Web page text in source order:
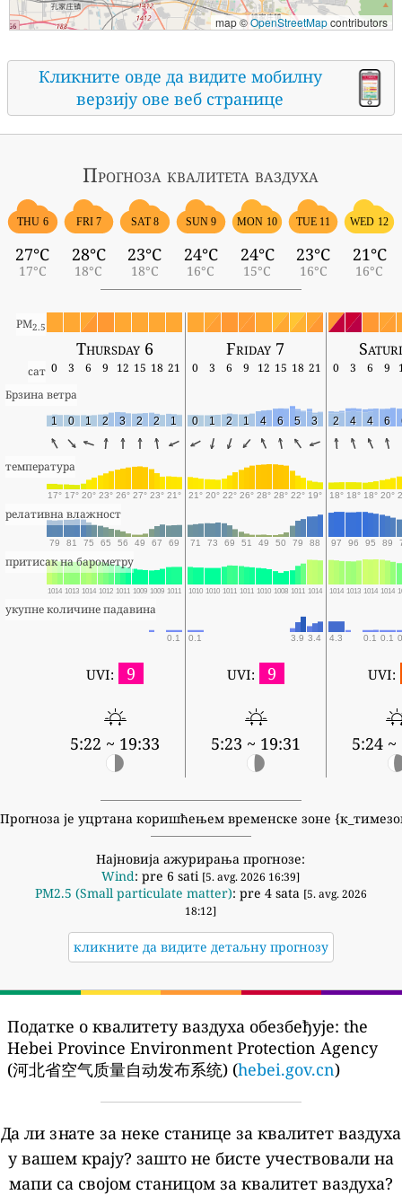
map ©OpenStreetMapcontributors
Кликните овде да видите мобилну
верзију ове веб странице
Прогноза квалитета ваздуха
THU 6
27°C
17°C
FRI 7
28°C
18°C
SAT 8
23°C
18°C
SUN 9
24°C
16°C
MON 10
24°C
15°C
TUE 11
23°C
16°C
WED 12
21°C
16°C
PM2.5
Thursday 6 Friday 7
сат 0 3 6 9 12 15 18 21 0 3 6 9 12 15 18 21 0 3 6 9
Брзина ветра
1 0 1 2 3 2 2 1 0 1 2 1 4 6 5 3 2 4 4 6
температура
17° 17° 20° 23° 26° 27° 23° 21° 21° 20° 22° 26° 28° 28° 22° 19° 18° 18° 18° 20°
релативна влажност
79 81 75 65 56 49 67 69 71 73 69 51 49 50 79 88 97 96 95 89
притисак на барометру
1014 1013 1014 1012 1011 1009 1009 1011 1010 1010 1011 1011 1010 1008 1011 1014 1014 1013 1014 1014
укупне количине падавина
0.1 0.1 3.9 3.4 4.3 0.1 0.1
UVI: 9
5:22 ~ 19:33
UVI: 9
5:23 ~ 19:31
UVI:
5:24 ~
Прогноза је уцртана коришћењем временске зоне
Најновија ажурирања прогнозе:
Wind: pre 6 sati [5. avg. 2026 16:39]
PM2.5 (Small particulate matter): pre 4 sata [5. avg. 2026
18:12]
кликните да видите детаљну прогнозу
Податке о квалитету ваздуха обезбеђује: the
Hebei Province Environment Protection Agency
(河北省空气质量自动发布系统) (hebei.gov.cn)
Да ли знате за неке станице за квалитет ваздуха
у вашем крају? зашто не бисте учествовали на
мапи са својом станицом за квалитет ваздуха?